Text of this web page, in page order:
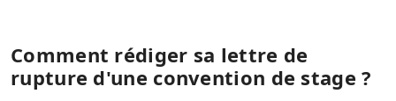
Comment rédiger sa lettre de
rupture d'une convention de stage ?